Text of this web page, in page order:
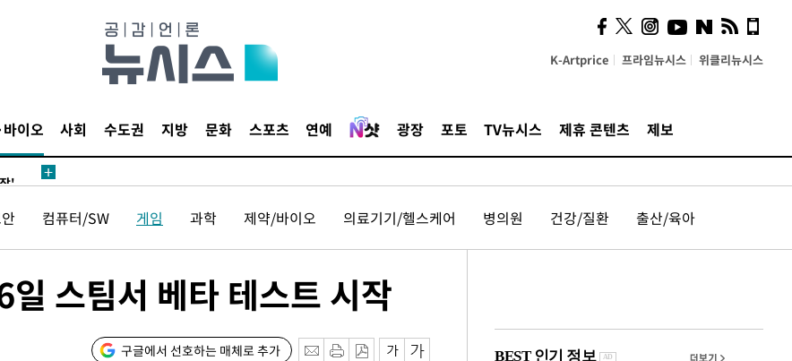
K-Artprice 프라임뉴시스 위클리뉴시스
이오 사회 수도권 지방 문화 스포츠 연예 광장 포토 TV뉴시스 제휴 콘텐츠 제보
"
승리
민석
컴퓨터/SW 게임 과학 제약/바이오 의료기기/헬스케어 병의원 건강/질환 출산/육아
스팀서 베타 테스트 시작
구글에서 선호하는 매체로 추가
사이 해답 찾았죠"…알을
깨고 나온 '초자아'